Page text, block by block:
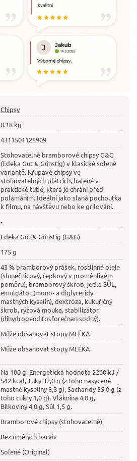
Chipsy
0.18 kg
4311501128909
Stohovatelné bramborové chipsy G&G
(Edeka Gut & Günstig) v klasické solené
variantě. Křupavé chipsy ve
stohovatelných plátcích, balené v
praktické tubě, která je chrání před
polámáním. Ideální jako slaná pochoutka
k filmu, na návštěvu nebo ke grilování.
-
Edeka Gut & Günstig (G&G)
175 g
43 % bramborový prášek, rostlinné oleje
(slunečnicový, řepkový v proměnlivém
poměru), bramborový škrob, jedlá SŮL,
emulgátor (mono- a diglyceridy
mastných kyselin), dextróza, kukuřičný
škrob, rýžová mouka, stabilizátor
(dihydrogendifosforečnan sodný).
Může obsahovat stopy MLÉKA.
Může obsahovat stopy MLÉKA.
Na 100 g: Energetická hodnota 2260 kJ /
542 kcal, Tuky 32,0 g (z toho nasycené
mastné kyseliny 3,3 g), Sacharidy 55,0 g (z
toho cukry 1,0 g), Vláknina 4,0 g,
Bílkoviny 4,0 g, Sůl 1,5 g.
Bramborové chipsy (stohovatelné)
Bez umělých barviv
Solené (Original)